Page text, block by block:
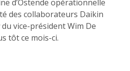
d’Ostende opérationnelle
des collaborateurs Daikin
vice-président Wim De
tôt ce mois-ci.